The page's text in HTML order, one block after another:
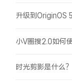
升级到OriginOS
小V圈搜2.0如何
时光剪影是什么